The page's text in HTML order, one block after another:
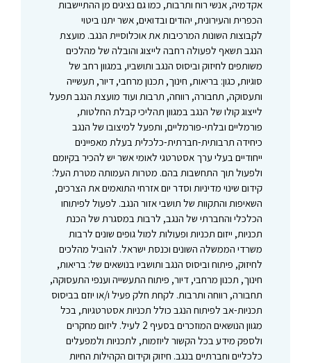
אקדמיה, אנשי רוח ותרבות, כמו גם נציגים מן ההתיישבות
הכפרית והעירונית, יהודים ובדואים, אשר יתנו ביטוי
לקבוצות השונות המרכיבות את אוכלוסיית הנגב. מועצת
הנגב תשאף לפעולה רחבה לייצוג והובלה של מהלכים
משותפים לחיזוק וביסוס הנגב ותושביו, במגוון רחב של
סוגיות, כגון: בריאות, חינוך, תכנון מרחבי, דיור, תעשייה
ותעסוקה, תחבורה, רווחה, תרבות ועוד מועצת הנגב תפעל
לייצוג קולו של הנגב במגוון תהליכי קבלת החלטות,
פורמליים ובלתי-פורמליים, ותפעל למיצובו של הנגב
כיחידה תרבותית-חברתית-כלכלית בעלת מאפיינים
ייחודיים בעלי ערך אסטרטגי לאומי אשר יש להכיר בקיומם
ולפעול תוך התחשבות בהם. מטרות העמותה מטרת העל:
קידום שינוי מדיניות וסדר יום אזרחי התואמים את הצרכים,
השאיפות והתקוות של תושבי אזור הנגב. לפעול לפיתוחו
הכלכלי והחברתי של הנגב, לרבות במסגרת של הכנת
תכניות, ייזום תכניות ופעולות למול גופים שונים לרבות
משרדי הממשלה השונים וכנסת ישראל. להוביל מהלכים
לחיזוק, פיתוח וביסוס הנגב ותושביו בנושאים של: בריאות,
חינוך, תכנון מרחבי, דיור, פיתוח התעשייה וענפי התעסוקה,
תחבורה, רווחה ותרבות. לקחת חלק פעיל ו/או יוזם בביסוס
תכניות-אב לפיתוח הנגב כולל תכניות אסטרטגיות, בכל
מגוון הנושאים המוזכרים בסעיף 2 לעיל. ליזום מחקרים
ולספק מידע בכל הקשור ליוזמות, לתכניות ולמפעלים
כלכליים וחברתיים בנגב. חיזוק וקידום הקהילות החיות